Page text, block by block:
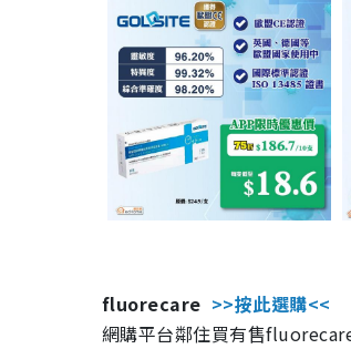
fluorecare >>按此選購<<
網購平台鄰住買有售